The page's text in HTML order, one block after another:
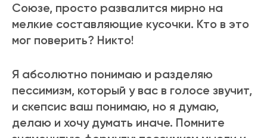
Союзе, просто развалится мирно на
мелкие составляющие кусочки. Кто в это
мог поверить? Никто!
Я абсолютно понимаю и разделяю
пессимизм, который у вас в голосе звучит,
и скепсис ваш понимаю, но я думаю,
делаю и хочу думать иначе. Помните